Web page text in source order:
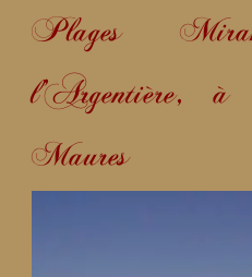
Plages
l’Argentière, à
Maures